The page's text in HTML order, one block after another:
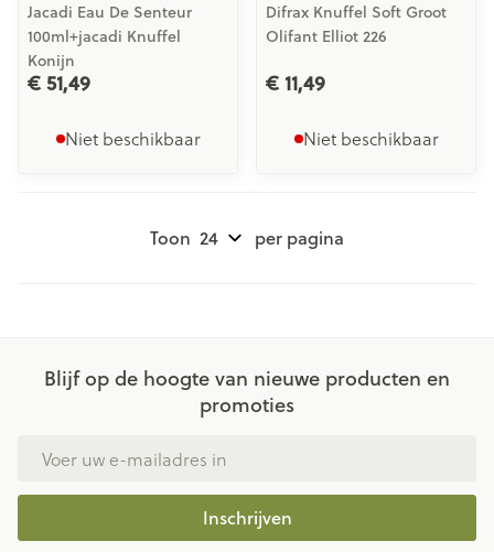
Jacadi Eau De Senteur
100ml+jacadi Knuffel
Konijn
€ 51,49
Niet beschikbaar
Difrax Knuffel Soft Groot
Olifant Elliot 226
€ 11,49
Niet beschikbaar
Toon per pagina
Blijf op de hoogte van nieuwe producten en
promoties
Inschrijven